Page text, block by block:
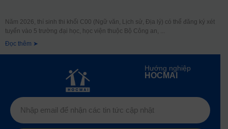
Năm 2026, thí sinh thi khối C00 (Ngữ văn, Lịch sử, Địa lý) có thể đăng ký xét
tuyển vào 5 trường đại học, học viện thuộc Bộ Công an,
Đọc thêm ➤
Hướng nghiệp
HOCMAI